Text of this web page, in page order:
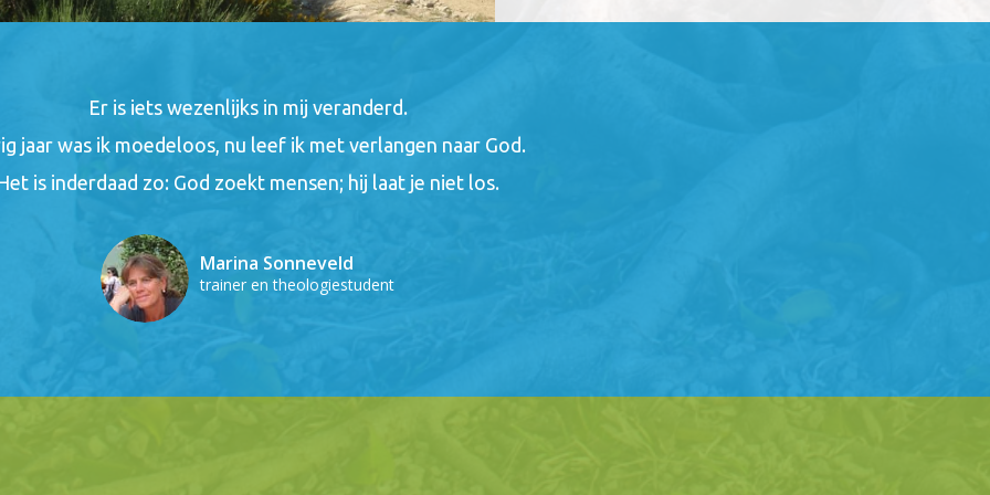
Er is iets wezenlijks in mij veranderd.
jaar was ik moedeloos, nu leef ik met verlangen naar God.
is inderdaad zo: God zoekt mensen; hij laat je niet los.
Marina Sonneveld
trainer en theologiestudent